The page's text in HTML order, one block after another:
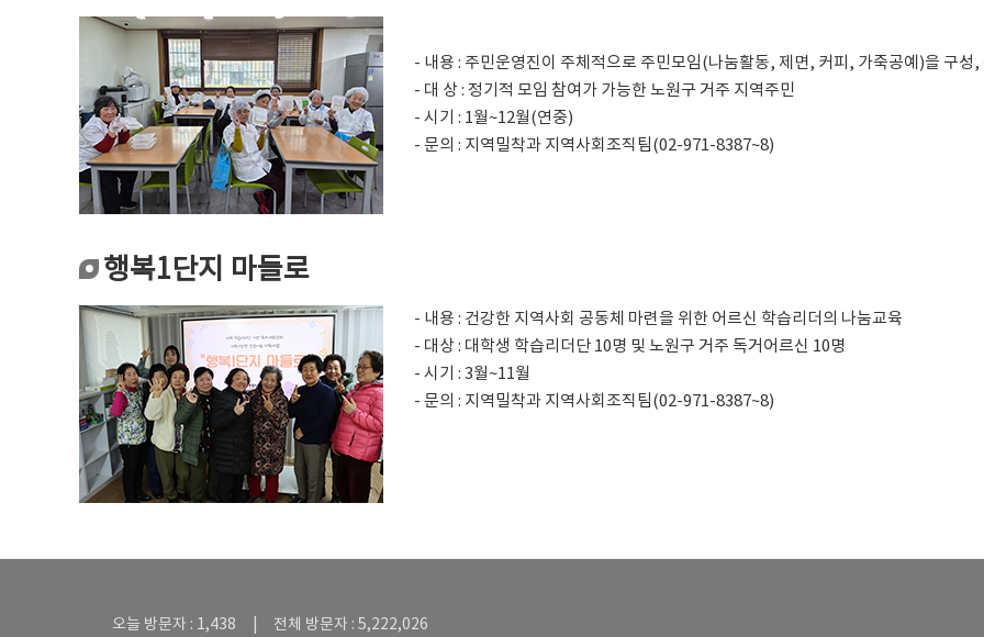
- 내용 : 주민운영진이 주체적으로 주민모임(나눔활동, 제면, 커피, 가죽공예)을 구성
- 대 상 : 정기적 모임 참여가 가능한 노원구 거주 지역주민
- 시기 : 1월~12월(연중)
- 문의 : 지역밀착과 지역사회조직팀(02-971-8387~8)
행복1단지 마들로
- 내용 : 건강한 지역사회 공동체 마련을 위한 어르신 학습리더의 나눔교육
- 대상 : 대학생 학습리더단 10명 및 노원구 거주 독거어르신 10명
- 시기 : 3월~11월
- 문의 : 지역밀착과 지역사회조직팀(02-971-8387~8)
오늘 방문자 : 1,438 | 전체 방문자 : 5,222,026